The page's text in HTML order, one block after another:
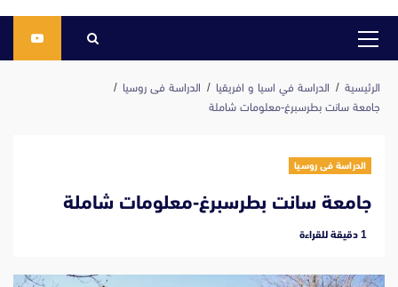
القائمة
الرئيسية الدراسة في اسيا و افريقيا
الدراسة فى روسيا
جامعة سانت بطرسبرغ-معلومات شاملة
الدراسة فى روسيا
جامعة سانت بطرسبرغ-معلومات شاملة
‫1 دقيقة للقراءة